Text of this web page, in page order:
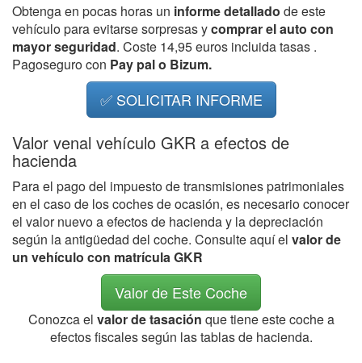
Obtenga en pocas horas un informe detallado de este
vehículo para evitarse sorpresas ycomprar el auto con
mayor seguridad. Coste 14,95 euros incluida tasas .
Pagoseguro con Pay pal o Bizum.
✅ SOLICITAR INFORME
Valor venal vehículo GKR a efectos de
hacienda
Para el pago del impuesto de transmisiones patrimoniales
en el caso de los coches de ocasión, es necesario conocer
el valor nuevo a efectos de hacienda y la depreciación
según la antigüedad del coche. Consulte aquí el valor de
un vehículo con matrícula GKR
Valor de Este Coche
Conozca el valor de tasación que tiene este coche a
efectos fiscales según las tablas de hacienda.